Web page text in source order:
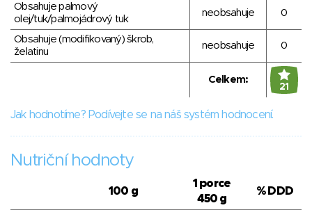
Obsahuje palmový
olej/tuk/palmojádrový tuk
neobsahuje 0
Obsahuje (modifikovaný) škrob,
želatinu
neobsahuje 0
Celkem:
21
Jak hodnotíme? Podívejte se na náš systém hodnocení.
Nutriční hodnoty
100 g
1 porce
450 g
% DDD